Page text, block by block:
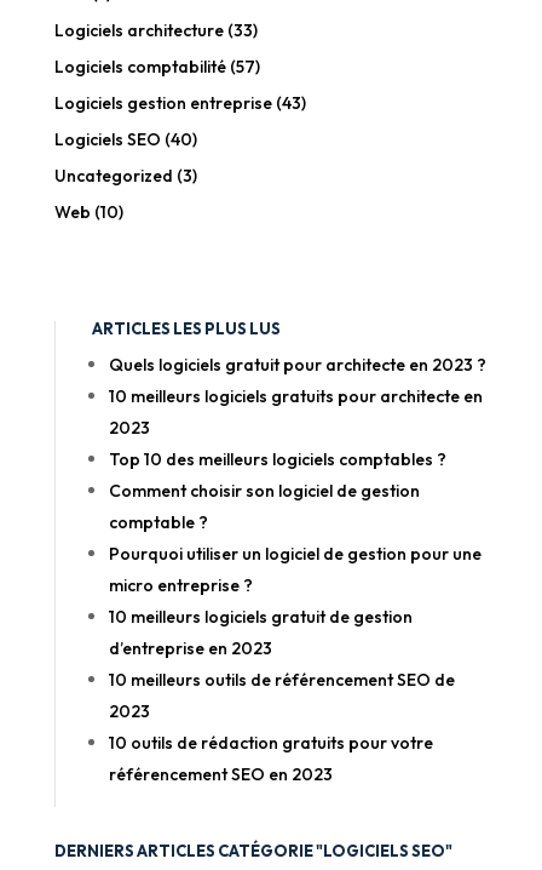
Logiciels architecture(33)
Logiciels comptabilité(57)
Logiciels gestion entreprise(43)
Logiciels SEO (40)
Uncategorized (3)
Web (10)
ARTICLES LES PLUS LUS
Quels logiciels gratuit pour architecte en 2023 ?
10 meilleurs logiciels gratuits pour architecte en
2023
Top 10 des meilleurs logiciels comptables ?
Comment choisir son logiciel de gestion
comptable ?
Pourquoi utiliser un logiciel de gestion pour une
micro entreprise ?
10 meilleurs logiciels gratuit de gestion
d’entreprise en 2023
10 meilleurs outils de référencement SEO de
2023
10 outils de rédaction gratuits pour votre
référencement SEO en 2023
DERNIERS ARTICLES CATÉGORIE "LOGICIELS SEO"